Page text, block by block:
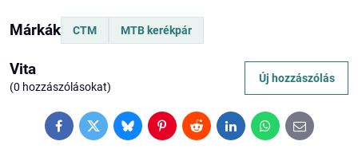
Márkák CTM MTB kerékpár
Vita
(0 hozzászólásokat)
Új hozzászólás
FacebookTwitterBlueskyPinterestRedditLinkedInWhatsApp
E-
mail